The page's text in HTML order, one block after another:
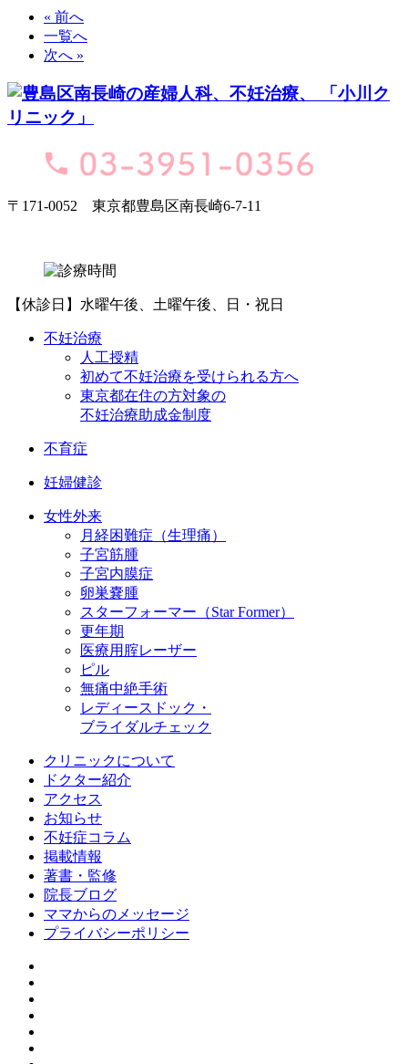
« 前へ
一覧へ
次へ »
〒171-0052 東京都豊島区南長崎6-7-11
【休診日】水曜午後、土曜午後、日・祝日
不妊治療
人工授精
初めて不妊治療を受けられる方へ
東京都在住の方対象の
不妊治療助成金制度
不育症
妊婦健診
女性外来
月経困難症（生理痛）
子宮筋腫
子宮内膜症
卵巣嚢腫
スターフォーマー（Star Former）
更年期
医療用腟レーザー
ピル
無痛中絶手術
レディースドック・
ブライダルチェック
クリニックについて
ドクター紹介
アクセス
お知らせ
不妊症コラム
掲載情報
著書・監修
院長ブログ
ママからのメッセージ
プライバシーポリシー